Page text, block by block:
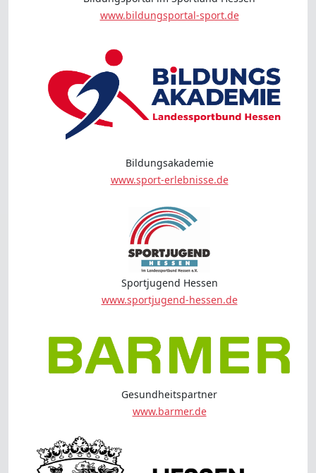
www.bildungsportal-sport.de
Bildungsakademie
www.sport-erlebnisse.de
Sportjugend Hessen
www.sportjugend-hessen.de
Gesundheitspartner
www.barmer.de